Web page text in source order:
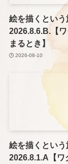
絵を描くという
2026.8.6.B.【
まるとき】
2026-08-10
絵を描くという
2026.8.1.A【ワ